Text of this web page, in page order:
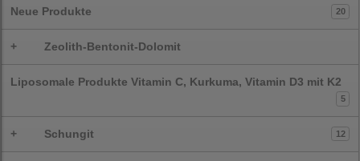
Neue Produkte 20
+ Zeolith-Bentonit-Dolomit
Liposomale Produkte Vitamin C, Kurkuma, Vitamin D3 mit K2
5
+ Schungit 12